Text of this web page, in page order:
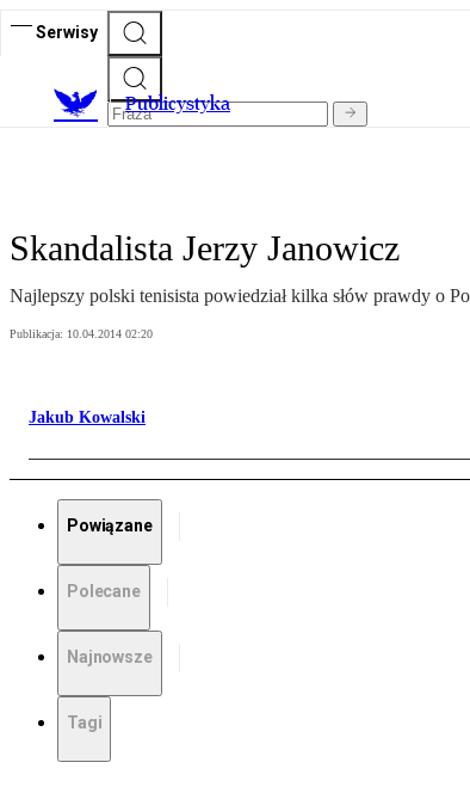
Serwisy
Publicystyka
Skandalista Jerzy Janowicz
Najlepszy polski tenisista powiedział kilka słów prawdy o
Publikacja: 10.04.2014 02:20
Jakub Kowalski
Powiązane
Polecane
Najnowsze
Tagi